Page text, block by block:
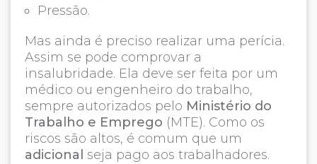
Pressão.
Mas ainda é preciso realizar uma perícia.
Assim se pode comprovar a
insalubridade. Ela deve ser feita por um
médico ou engenheiro do trabalho,
sempre autorizados pelo Ministério do
Trabalho e Emprego (MTE). Como os
riscos são altos, é comum que um
adicional seja pago aos trabalhadores.